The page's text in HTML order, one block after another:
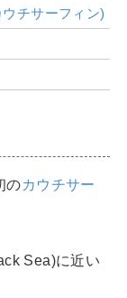
チサーフィン)
のカウチサー
Sea)に近い